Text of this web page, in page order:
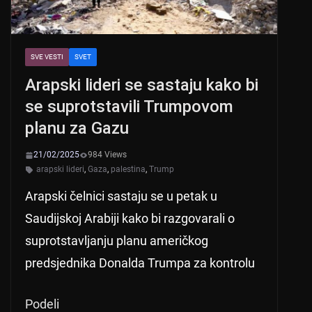
SVE VESTI SVET
Arapski lideri se sastaju kako bi
se suprotstavili Trumpovom
planu za Gazu
21/02/2025
984 Views
arapski lideri, Gaza, palestina, Trump
Arapski čelnici sastaju se u petak u
Saudijskoj Arabiji kako bi razgovarali o
suprotstavljanju planu američkog
predsjednika Donalda Trumpa za kontrolu
Podeli